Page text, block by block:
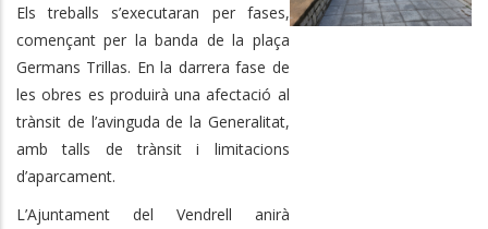
Els treballs s’executaran per fases,
començant per la banda de la plaça
Germans Trillas. En la darrera fase de
les obres es produirà una afectació al
trànsit de l’avinguda de la Generalitat,
amb talls de trànsit i limitacions
d’aparcament.
L’Ajuntament del Vendrell anirà